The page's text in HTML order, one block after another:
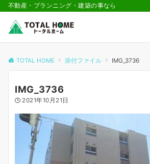
不動産・プランニング・建築の事なら
TOTAL HOME 添付ファイル IMG_3736
IMG_3736
2021年10月21日